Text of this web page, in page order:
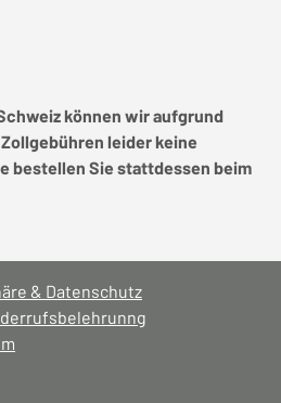
können wir aufgrund
leider keine
bestellen Sie stattdessen beim
& Datenschutz